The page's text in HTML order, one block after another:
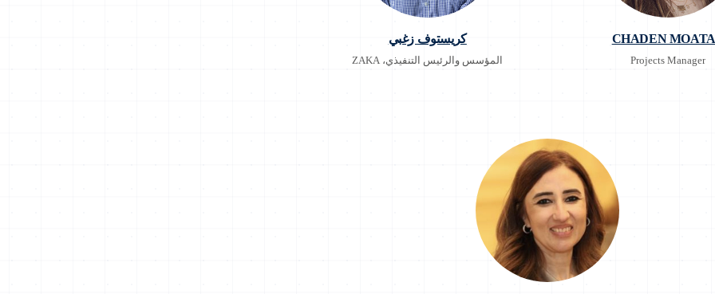
CHADEN
Projects Manager
كريستوف زغبي
المؤسس والرئيس التنفيذي، ZAKA